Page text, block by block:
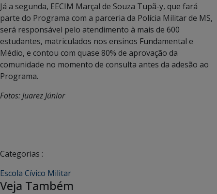
Já a segunda, EECIM Marçal de Souza Tupã-y, que fará
parte do Programa com a parceria da Polícia Militar de MS,
será responsável pelo atendimento à mais de 600
estudantes, matriculados nos ensinos Fundamental e
Médio, e contou com quase 80% de aprovação da
comunidade no momento de consulta antes da adesão ao
Programa.
Fotos: Juarez Júnior
Categorias :
Escola Cívico Militar
Veja Também